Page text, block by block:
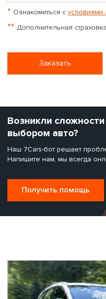
* Ознакомиться с условиями
** Дополнительная
Заказать
Возникли сложности
выбором авто?
Наш 7Cars-бот решает
Напишите нам, мы всегда
Получить помощь